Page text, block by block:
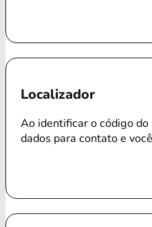
Localizador
Ao identificar o código
dados para contato e